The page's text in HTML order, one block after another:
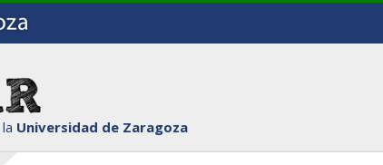
Universidad de Zaragoza